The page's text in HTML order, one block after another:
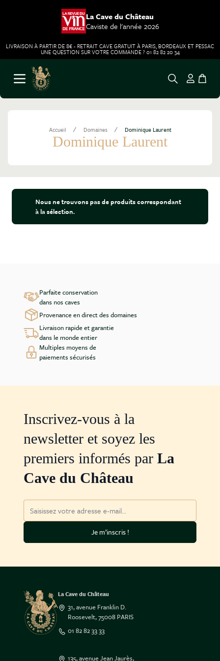
La Cave du Château
Caviste de l'année 2026
LIVRAISON À PARTIR DE 8€ - RETRAIT CAVE GRATUIT À PARIS, BORDEAUX ET PESSAC
UNE QUESTION SUR VOTRE COMMANDE ? 01 82 82 20 34
Aller au contenu
Ouvrir le menu
Accueil / Domaines / Dominique Laurent
Dominique Laurent
Nous ne trouvons pas de produits correspondant
à la sélection.
Parfaite conservation
dans nos caves
Provenance en direct des domaines
Livraison rapide et garantie
dans le monde entier
Multiples moyens de
paiements sécurisés
Inscrivez-vous à la
newsletter et soyez les
premiers informés par La
Cave du Château
Je m’inscris !
La Cave du Château
31, avenue Franklin D.
Roosevelt, 75008 PARIS
01 82 82 33 33
135, avenue Jean Jaurès,